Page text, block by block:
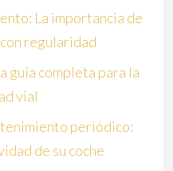
La importancia de
regularidad
guía completa para la
vial
periódico:
de su coche